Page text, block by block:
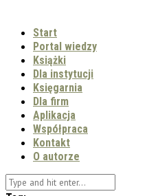
Start
Portal wiedzy
Książki
Dla instytucji
Księgarnia
Dla firm
Aplikacja
Współpraca
Kontakt
O autorze